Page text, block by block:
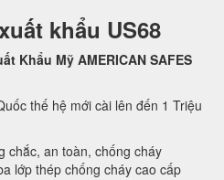
khẩu US68
Khẩu Mỹ AMERICAN SAFES
thế hệ mới cài lên đến 1 Triệu
chắc, an toàn, chống cháy
lớp thép chống cháy cao cấp